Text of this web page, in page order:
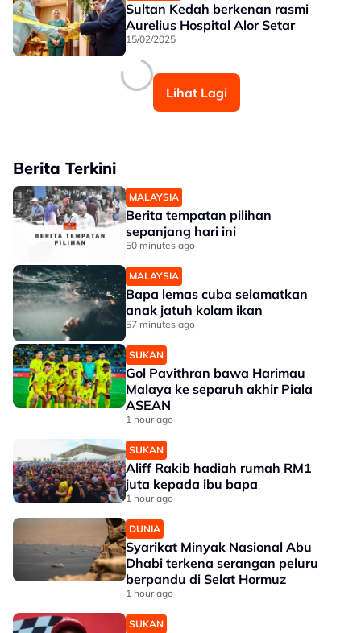
Sultan Kedah berkenan rasmi
Aurelius Hospital Alor Setar
15/02/2025
Lihat Lagi
Berita Terkini
MALAYSIA
Berita tempatan pilihan
sepanjang hari ini
50 minutes ago
MALAYSIA
Bapa lemas cuba selamatkan
anak jatuh kolam ikan
57 minutes ago
SUKAN
Gol Pavithran bawa Harimau
Malaya ke separuh akhir Piala
ASEAN
1 hour ago
SUKAN
Aliff Rakib hadiah rumah RM1
juta kepada ibu bapa
1 hour ago
DUNIA
Syarikat Minyak Nasional Abu
Dhabi terkena serangan peluru
berpandu di Selat Hormuz
1 hour ago
SUKAN